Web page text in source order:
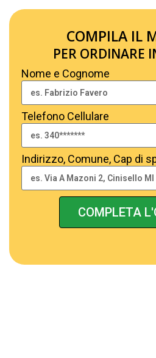
COMPILA IL
PER ORDINARE
Nome e Cognome
Telefono Cellulare
Indirizzo, Comune, Cap di
COMPLETA